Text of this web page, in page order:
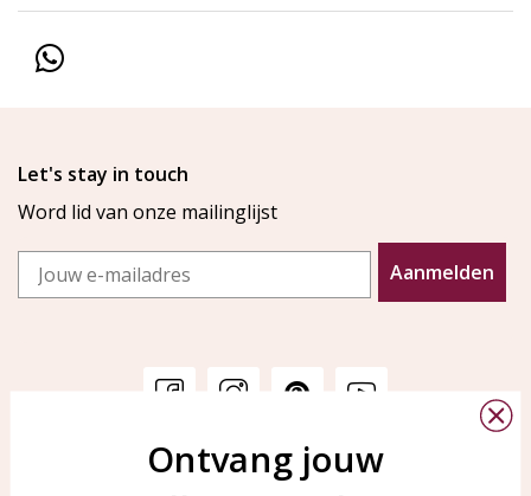
Let's stay in touch
Word lid van onze mailinglijst
Email
Aanmelden
KAYA Sieraden
Ontvang jouw